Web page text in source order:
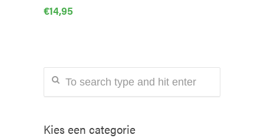
€14,95
Kies een categorie